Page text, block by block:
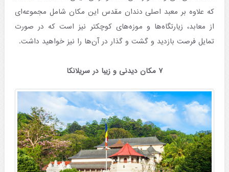
که علاوه بر معبد اصلی دندان مقدس این مکان شامل مجموعه‌ای
از معابد، زیارتگاه‌ها و موزه‌های کوچکتر نیز است که در صورت
تمایل فرصت بازدید و گشت و گذار در آن‌ها را نیز خواهید داشت.
۷ مکان دیدنی و زیبا در سریلانکا